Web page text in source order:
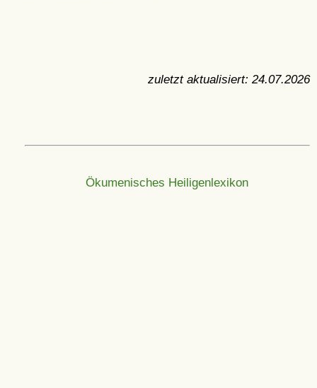
zuletzt aktualisiert: 24.07.2026
Ökumenisches Heiligenlexikon